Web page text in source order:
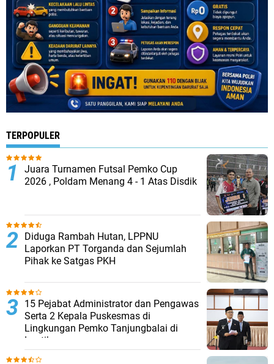
TERPOPULER
Juara Turnamen Futsal Pemko Cup
2026 , Poldam Menang 4 - 1 Atas Disdik
Diduga Rambah Hutan, LPPNU
Laporkan PT Torganda dan Sejumlah
Pihak ke Satgas PKH
15 Pejabat Administrator dan Pengawas
Serta 2 Kepala Puskesmas di
Lingkungan Pemko Tanjungbalai di
Lantik